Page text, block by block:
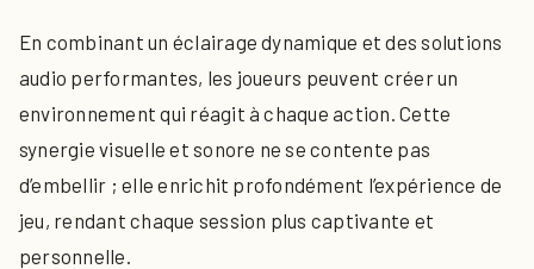
En combinant un éclairage dynamique et des solutions
audio performantes, les joueurs peuvent créer un
environnement qui réagit à chaque action. Cette
synergie visuelle et sonore ne se contente pas
d’embellir ; elle enrichit profondément l’expérience de
jeu, rendant chaque session plus captivante et
personnelle.